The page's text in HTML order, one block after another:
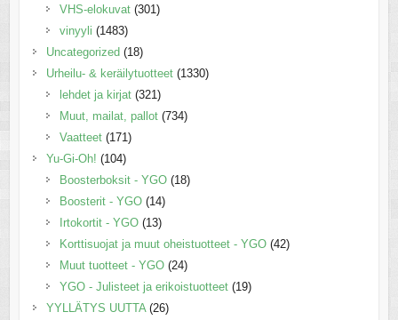
VHS-elokuvat (301)
vinyyli (1483)
Uncategorized (18)
Urheilu- & keräilytuotteet (1330)
lehdet ja kirjat (321)
Muut, mailat, pallot (734)
Vaatteet (171)
Yu-Gi-Oh! (104)
Boosterboksit - YGO (18)
Boosterit - YGO (14)
Irtokortit - YGO (13)
Korttisuojat ja muut oheistuotteet - YGO (42)
Muut tuotteet - YGO (24)
YGO - Julisteet ja erikoistuotteet (19)
YYLLÄTYS UUTTA (26)